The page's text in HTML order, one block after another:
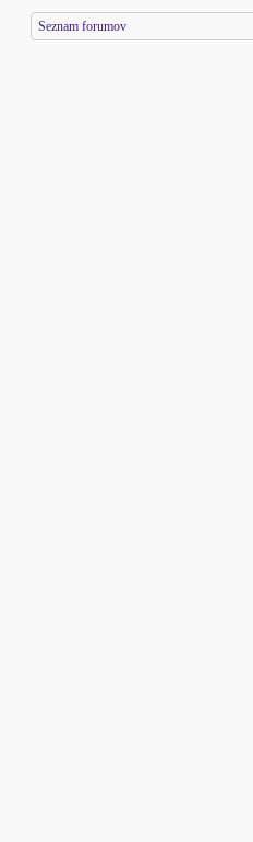
Seznam forumov